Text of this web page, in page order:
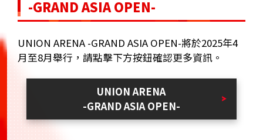
-GRAND ASIA OPEN-
UNION ARENA -GRAND ASIA OPEN-將於2025年4
月至8月舉行，請點擊下方按鈕確認更多資訊。
UNION ARENA
-GRAND ASIA OPEN-